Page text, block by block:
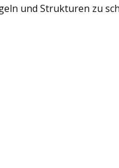
und Strukturen zu